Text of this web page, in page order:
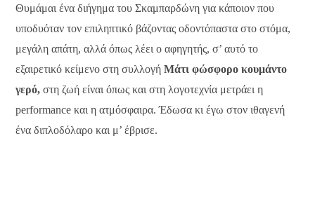
Θυμάμαι ένα διήγημα του Σκαμπαρδώνη για κάποιον που
υποδυόταν τον επιληπτικό βάζοντας οδοντόπαστα στο στόμα,
μεγάλη απάτη, αλλά όπως λέει ο αφηγητής, σ’ αυτό το
εξαιρετικό κείμενο στη συλλογήΜάτι φώσφορο κουμάντο
γερό, στη ζωή είναι όπως και στη λογοτεχνία μετράει η
performance και η ατμόσφαιρα. Έδωσα κι έγω στον ιθαγενή
ένα διπλοδόλαρο και μ’ έβρισε.